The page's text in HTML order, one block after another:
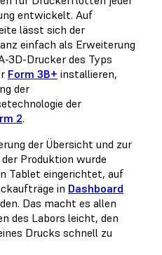
entwickelt. Auf
lässt sich der
einfach als Erweiterung
3D-Drucker des Typs
Form 3B+ installieren,
der
der
2.
der Übersicht und zur
Produktion wurde
Tablet eingerichtet, auf
in Dashboard
Das macht es allen
des Labors leicht, den
Drucks schnell zu